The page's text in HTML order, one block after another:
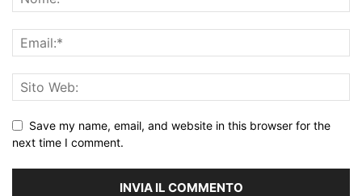
Save my name, email, and website in this browser for the
next time I comment.